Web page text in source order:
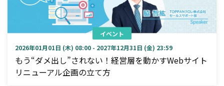
イベント
2026年01月01日 (木) 08:00 - 2027年12月31日 (金) 23:59
もう“ダメ出し”されない！経営層を動かすWebサイト
リニューアル企画の立て方